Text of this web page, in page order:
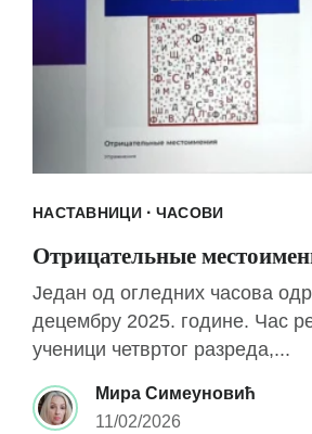
НАСТАВНИЦИ· ЧАСОВИ
Отрицательные
Један од огледних часова
децембру 2025. године. Час
ученици четвртог разреда,...
Мира Симеуновић
11/02/2026